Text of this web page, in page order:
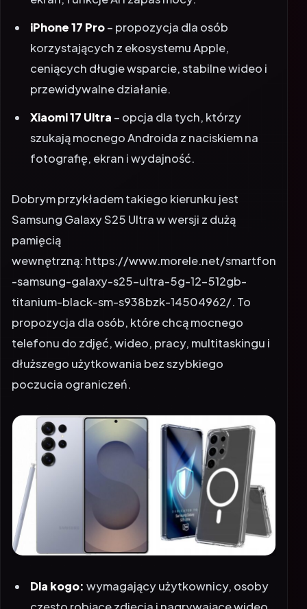
iPhone 17 Pro– propozycja dla osób
korzystających z ekosystemu Apple,
ceniących długie wsparcie, stabilne wideo i
przewidywalne działanie.
Xiaomi 17 Ultra – opcja dla tych, którzy
szukają mocnego Androida z naciskiem na
fotografię, ekran i wydajność.
Dobrym przykładem takiego kierunku jest
Samsung Galaxy S25 Ultra w wersji z dużą
pamięcią
wewnętrzną: https://www.morele.net/smartfon
-samsung-galaxy-s25-ultra-5g-12-512gb-
titanium-black-sm-s938bzk-14504962/. To
propozycja dla osób, które chcą mocnego
telefonu do zdjęć, wideo, pracy, multitaskingu i
dłuższego użytkowania bez szybkiego
poczucia ograniczeń.
Dla kogo: wymagający użytkownicy, osoby